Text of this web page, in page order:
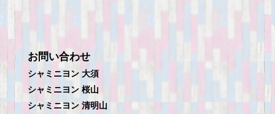
お問い合わせ
シャミニヨン 大須
シャミニヨン 桜山
シャミニヨン 清明山